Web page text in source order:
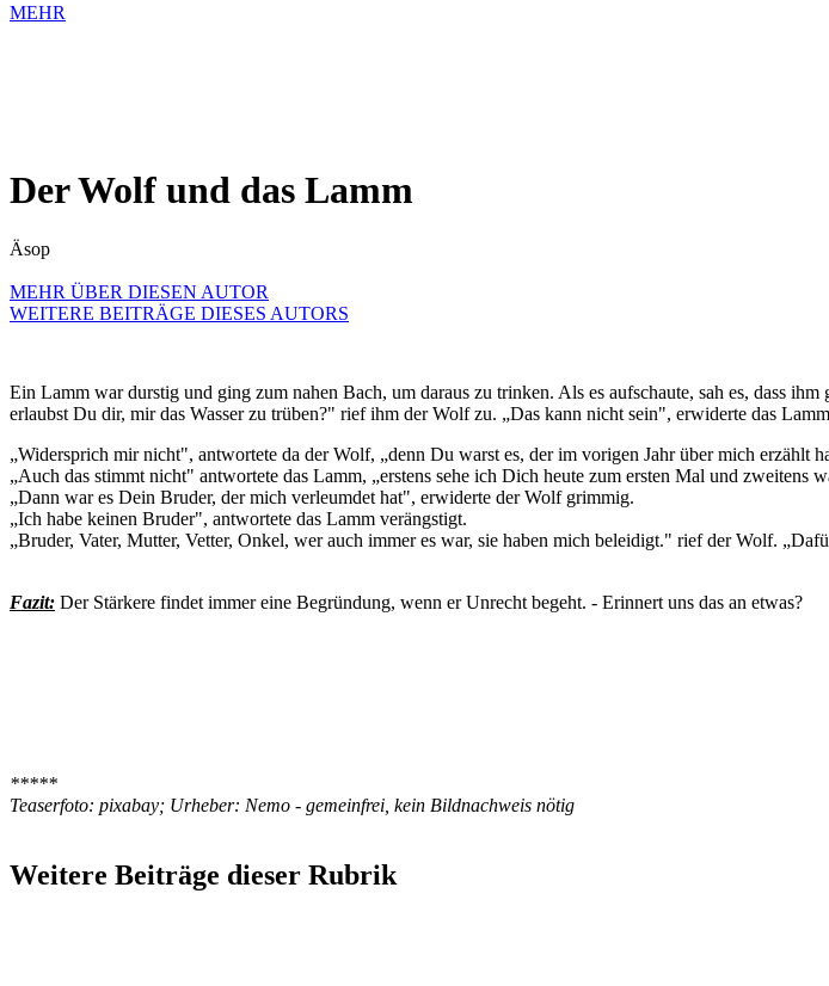
MEHR
Der Wolf und das Lamm
Äsop
MEHR ÜBER DIESEN AUTOR
WEITERE BEITRÄGE DIESES AUTORS
Ein Lamm war durstig und ging zum nahen Bach, um daraus zu trinken. Als es aufschaute, sah es, dass
erlaubst Du dir, mir das Wasser zu trüben?" rief ihm der Wolf zu. „Das kann nicht sein", erwiderte das
„Widersprich mir nicht", antwortete da der Wolf, „denn Du warst es, der im vorigen Jahr über mich erzählt
„Auch das stimmt nicht" antwortete das Lamm, „erstens sehe ich Dich heute zum ersten Mal und zweitens
„Dann war es Dein Bruder, der mich verleumdet hat", erwiderte der Wolf grimmig.
„Ich habe keinen Bruder", antwortete das Lamm verängstigt.
„Bruder, Vater, Mutter, Vetter, Onkel, wer auch immer es war, sie haben mich beleidigt." rief der Wolf.
Fazit: Der Stärkere findet immer eine Begründung, wenn er Unrecht begeht. - Erinnert uns das an etwas?
*****
Teaserfoto: pixabay; Urheber: Nemo - gemeinfrei, kein Bildnachweis nötig
Weitere Beiträge dieser Rubrik